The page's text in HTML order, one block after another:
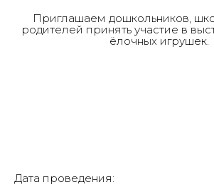
Приглашаем дошкольников,
родителей принять участие в
ёлочных игрушек.
Дата проведения: